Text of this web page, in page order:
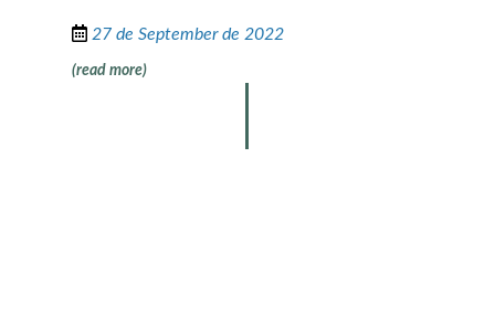
27 de September de 2022
(read more)